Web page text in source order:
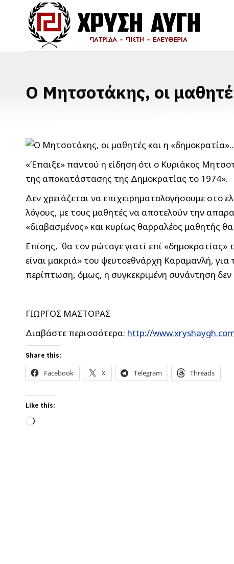
Ο Μητσοτάκης, οι
«Έπαιξε» παντού η είδηση ότι ο Κυριάκος
της αποκατάστασης της Δημοκρατίας το 1974».
Δεν χρειάζεται να επιχειρηματολογήσουμε στο
λόγους, με τους μαθητές να αποτελούν την
«διαβασμένος» και κυρίως θαρραλέος μαθητής
Επίσης, θα τον ρώταγε γιατί επί «δημοκρατίας»
είναι μακριά» του ψευτοεθνάρχη Καραμανλή,
περίπτωση, όμως, η συγκεκριμένη συνάντηση
ΓΙΩΡΓΟΣ ΜΑΣΤΟΡΑΣ
Διαβάστε περισσότερα: http://
Share this:
Facebook X Telegram Threads
Like this:
Loading…